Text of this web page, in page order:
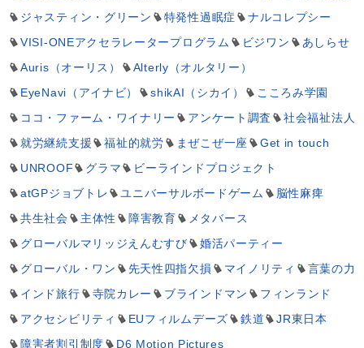
ジャスティン・グリーン
特発性過眠症
ナルコレプシー
VISI-ONEアクセラレータープログラム
ビジワン
あしらせ
Auris（オーリス）
Alterly（オルタリー）
EyeNavi（アイナビ）
shikAI（シカイ）
こころみ学園
ココ・ファーム・ワイナリー
アンケート調査
社会福祉法人
就労継続支援
福祉的就労 まぜこぜ一座
Get in touch
UNROOF
グラマ
ビーラインドプロジェクト
atGPジョブトレ
ユニバーサルボードゲーム
脳性麻痺
共生社会
主体性 障害教育
メタバース
グローバルマリッジえんむすび
婚活パーティー
グローバル・ワン
先天性四指欠損 マイノリティ
言葉の力
インド旅行
寺院カレー ブラインドマン
フィンランド
アクセシビリティ
EUフィルムデーズ 鉄道
JR東日本
障害者割引制度
D6 Motion Pictures